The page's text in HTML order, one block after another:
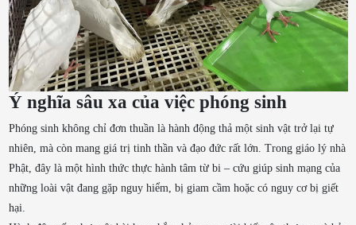
Ý nghĩa sâu xa của việc phóng sinh
Phóng sinh không chỉ đơn thuần là hành động thả một sinh vật trở lại tự
nhiên, mà còn mang giá trị tinh thần và đạo đức rất lớn. Trong giáo lý nhà
Phật, đây là một hình thức thực hành tâm từ bi – cứu giúp sinh mạng của
những loài vật đang gặp nguy hiểm, bị giam cầm hoặc có nguy cơ bị giết
hại.